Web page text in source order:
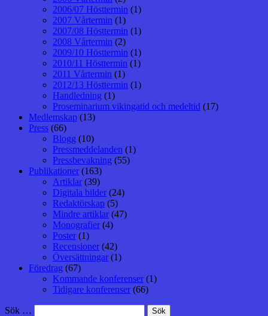
2006/07 Hösttermin (1)
2007 Vårtermin (1)
2007/08 Hösttermin (1)
2008 Vårtermin (2)
2009/10 Hösttermin (1)
2010/11 Hösttermin (1)
2011 Vårtermin (1)
2012/13 Hösttermin (1)
Handledning (1)
Proseminarium vikingatid och medeltid (17)
Medlemskap (13)
Press (66)
Blogg (10)
Pressmeddelanden (1)
Pressbevakning (55)
Publikationer (163)
Artiklar (39)
Digitala bilder (24)
Redaktörskap (5)
Mindre artiklar (47)
Monografier (4)
Poster (1)
Recensioner (42)
Översättningar (1)
Föredrag (67)
Kommande konferenser (1)
Tidigare konferenser (66)
Sök …